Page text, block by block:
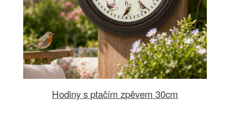
Hodiny s ptačím zpěvem 30cm